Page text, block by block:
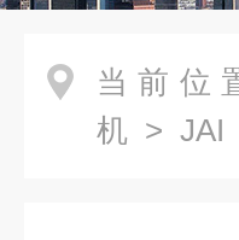
当前位
机 > JAI